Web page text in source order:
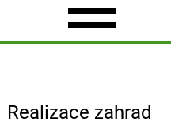
Realizace zahrad